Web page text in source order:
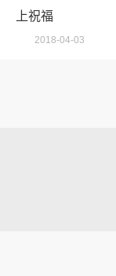
上祝福
2018-04-03